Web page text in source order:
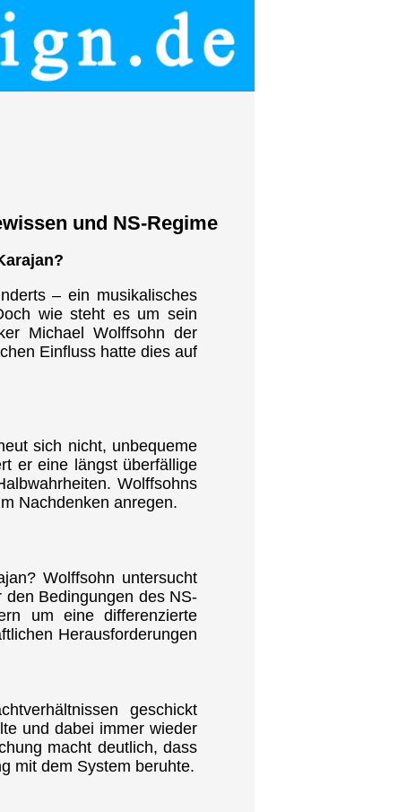
und NS-Regime
– ein musikalisches
wie steht es um sein
Michael Wolffsohn der
Einfluss hatte dies auf
sich nicht, unbequeme
er eine längst überfällige
Wolffsohns
Nachdenken anregen.
Wolffsohn untersucht
Bedingungen des NS-
um eine differenzierte
Herausforderungen
geschickt
und dabei immer wieder
macht deutlich, dass
mit dem System beruhte.